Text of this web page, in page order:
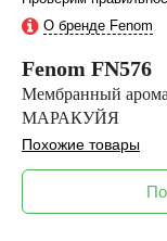
О бренде Fenom
Fenom FN576
Мембранный
МАРАКУЙЯ
Похожие товары